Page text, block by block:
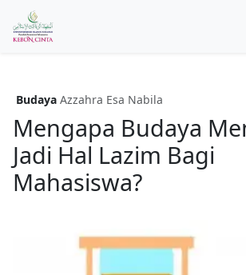
Budaya Azzahra Esa Nabila
Mengapa Budaya
Jadi Hal Lazim Bagi
Mahasiswa?